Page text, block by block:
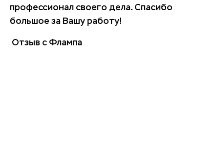
профессионал своего дела. Спасибо
большое за Вашу работу!
Отзыв с Флампа